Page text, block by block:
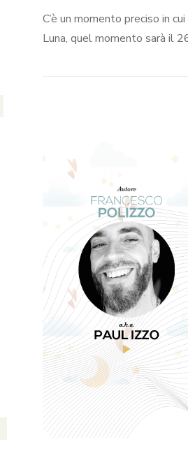
C’è un momento preciso in
Luna, quel momento sarà il